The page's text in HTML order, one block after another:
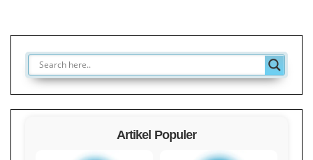
Artikel Populer